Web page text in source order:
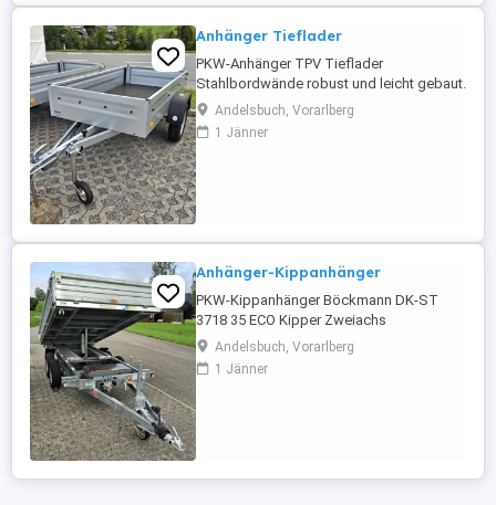
Anhänger Tieflader
PKW-Anhänger TPV Tieflader
Stahlbordwände robust und leicht gebaut.
Ungebremst Kann von einer Person
mühelos rangiert werden. Gesamtgewicht
750 kg Nutzlast 635 kg Lademaß
Andelsbuch, Vorarlberg
1 Jänner
Anhänger-Kippanhänger
PKW-Kippanhänger Böckmann DK-ST
3718 35 ECO Kipper Zweiachs
Gesamtgewicht 3500 kg Lademaße LxBxH
3740x1800x365mm Robuste
Stahlbordwände, Bordwände klappbar
Andelsbuch, Vorarlberg
1 Jänner